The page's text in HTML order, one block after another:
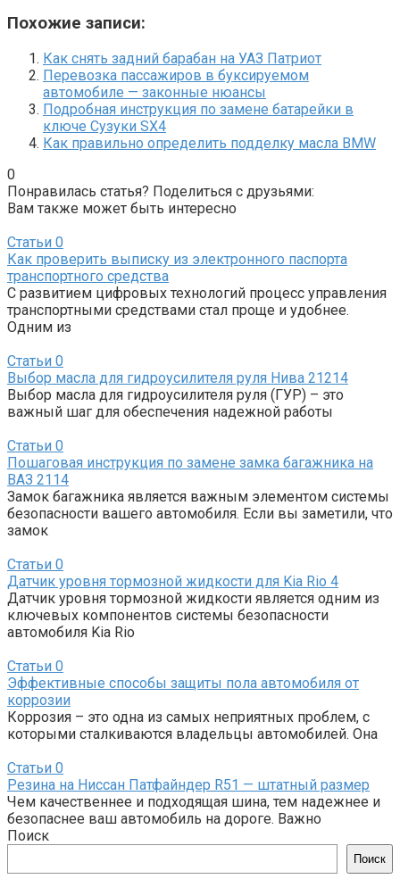
Похожие записи:
Как снять задний барабан на УАЗ Патриот
Перевозка пассажиров в буксируемом
автомобиле — законные нюансы
Подробная инструкция по замене батарейки в
ключе Сузуки SX4
Как правильно определить подделку масла BMW
0
Понравилась статья? Поделиться с друзьями:
Вам также может быть интересно
Статьи 0
Как проверить выписку из электронного паспорта
транспортного средства
С развитием цифровых технологий процесс управления
транспортными средствами стал проще и удобнее.
Одним из
Статьи 0
Выбор масла для гидроусилителя руля Нива 21214
Выбор масла для гидроусилителя руля (ГУР) – это
важный шаг для обеспечения надежной работы
Статьи 0
Пошаговая инструкция по замене замка багажника на
ВАЗ 2114
Замок багажника является важным элементом системы
безопасности вашего автомобиля. Если вы заметили, что
замок
Статьи 0
Датчик уровня тормозной жидкости для Kia Rio 4
Датчик уровня тормозной жидкости является одним из
ключевых компонентов системы безопасности
автомобиля Kia Rio
Статьи 0
Эффективные способы защиты пола автомобиля от
коррозии
Коррозия – это одна из самых неприятных проблем, с
которыми сталкиваются владельцы автомобилей. Она
Статьи 0
Резина на Ниссан Патфайндер R51 — штатный размер
Чем качественнее и подходящая шина, тем надежнее и
безопаснее ваш автомобиль на дороге. Важно
Поиск
Поиск